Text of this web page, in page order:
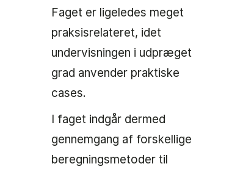
Faget er ligeledes meget
praksisrelateret, idet
undervisningen i udpræget
grad anvender praktiske
cases.
I faget indgår dermed
gennemgang af forskellige
beregningsmetoder til